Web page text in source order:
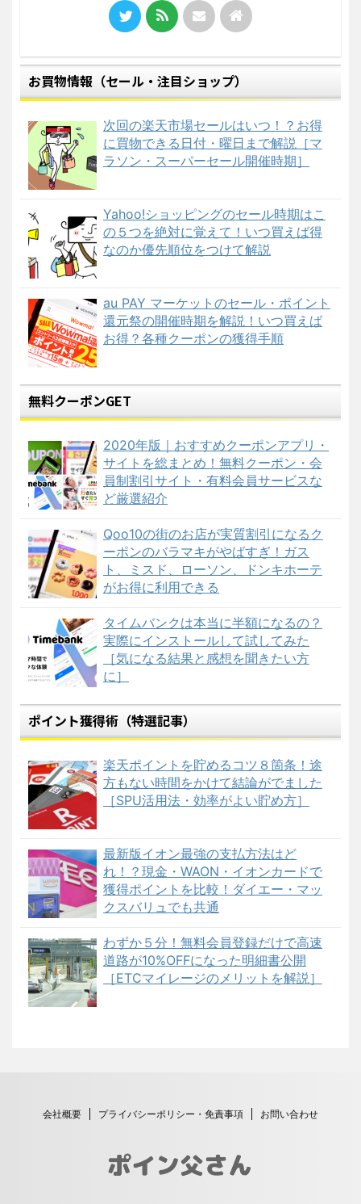
お買物情報（セール・注目ショップ）
次回の楽天市場セールはいつ！？お得
に買物できる日付・曜日まで解説［マ
ラソン・スーパーセール開催時期］
Yahoo!ショッピングのセール時期はこ
の５つを絶対に覚えて！いつ買えば得
なのか優先順位をつけて解説
au PAY マーケットのセール・ポイント
還元祭の開催時期を解説！いつ買えば
お得？各種クーポンの獲得手順
無料クーポンGET
2020年版｜おすすめクーポンアプリ・
サイトを総まとめ！無料クーポン・会
員制割引サイト・有料会員サービスな
ど厳選紹介
Qoo10の街のお店が実質割引になるク
ーポンのバラマキがやばすぎ！ガス
ト、ミスド、ローソン、ドンキホーテ
がお得に利用できる
タイムバンクは本当に半額になるの？
実際にインストールして試してみた
［気になる結果と感想を聞きたい方
に］
ポイント獲得術（特選記事）
楽天ポイントを貯めるコツ８箇条！途
方もない時間をかけて結論がでました
［SPU活用法・効率がよい貯め方］
最新版イオン最強の支払方法はど
れ！？現金・WAON・イオンカードで
獲得ポイントを比較！ダイエー・マッ
クスバリュでも共通
わずか５分！無料会員登録だけで高速
道路が10%OFFになった明細書公開
［ETCマイレージのメリットを解説］
会社概要 プライバシーポリシー・免責事項 お問い合わせ